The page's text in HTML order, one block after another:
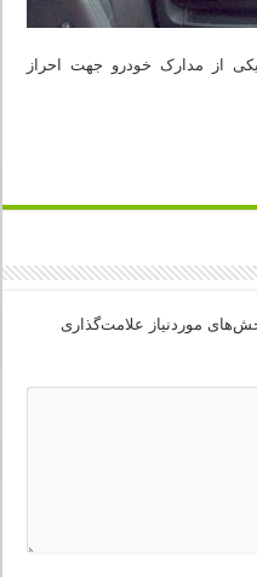
از مدارک خودرو جهت احراز
موردنیاز علامت‌گذاری